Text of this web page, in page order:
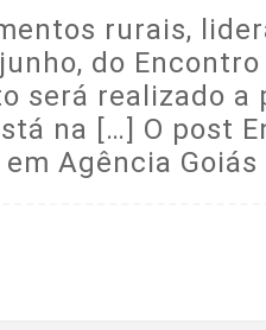
rurais,
do
será realizado
na […] O post
Agência